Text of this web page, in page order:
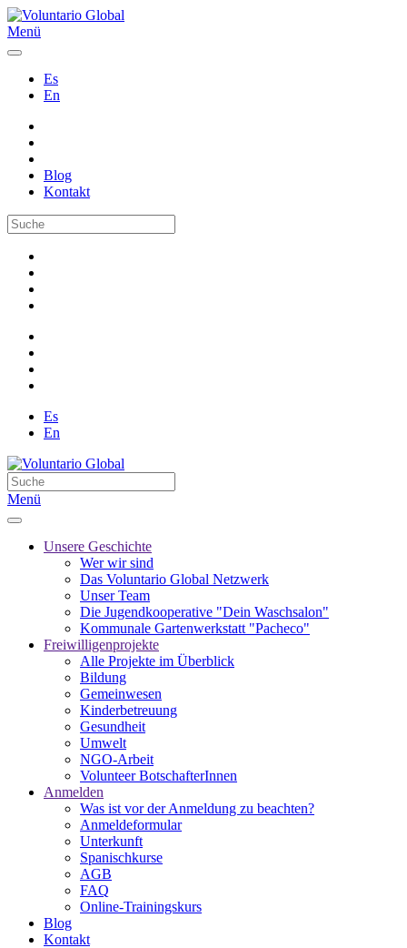
Menü
Es
En
Blog
Kontakt
Es
En
Menü
Unsere Geschichte
Wer wir sind
Das Voluntario Global Netzwerk
Unser Team
Die Jugendkooperative "Dein Waschsalon"
Kommunale Gartenwerkstatt "Pacheco"
Freiwilligenprojekte
Alle Projekte im Überblick
Bildung
Gemeinwesen
Kinderbetreuung
Gesundheit
Umwelt
NGO-Arbeit
Volunteer BotschafterInnen
Anmelden
Was ist vor der Anmeldung zu beachten?
Anmeldeformular
Unterkunft
Spanischkurse
AGB
FAQ
Online-Trainingskurs
Blog
Kontakt